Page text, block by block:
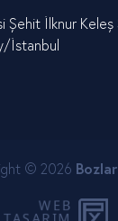
Şehit İlknur
İstanbul
© 2026
WEB